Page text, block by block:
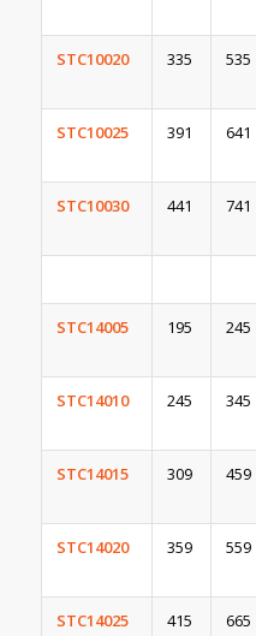
STC10020 335 535
STC10025 391 641
STC10030 441 741
STC14005 195 245
STC14010 245 345
STC14015 309 459
STC14020 359 559
STC14025 415 665